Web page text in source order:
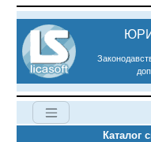
Каталог